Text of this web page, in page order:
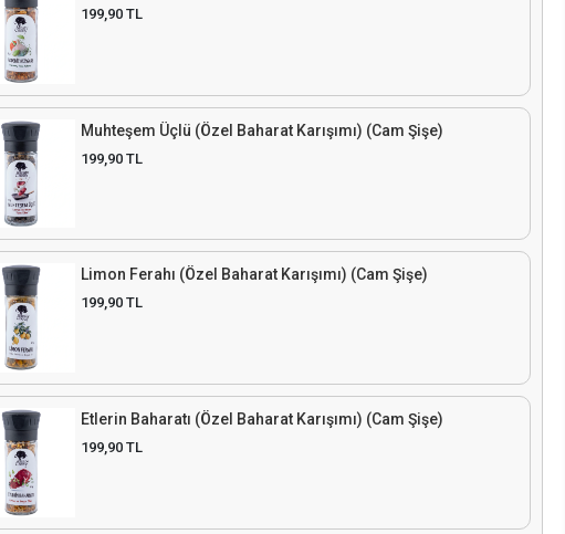
199,90 TL
Muhteşem Üçlü (Özel Baharat Karışımı) (Cam Şişe)
199,90 TL
Limon Ferahı (Özel Baharat Karışımı) (Cam Şişe)
199,90 TL
Etlerin Baharatı (Özel Baharat Karışımı) (Cam Şişe)
199,90 TL